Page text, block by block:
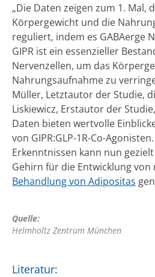
„Die Daten zeigen zum 1. Mal,
Körpergewicht und die
reguliert, indem es GABAerge
GIPR ist ein essenzieller
Nervenzellen, um das
Nahrungsaufnahme zu
Müller, Letztautor der Studie,
Liskiewicz, Erstautor der
Daten bieten wertvolle
von GIPR:GLP-1R-Co-
Erkenntnissen kann nun
Gehirn für die Entwicklung
Behandlung von Adipositas
Quelle:
Helmholtz Zentrum München
Literatur: